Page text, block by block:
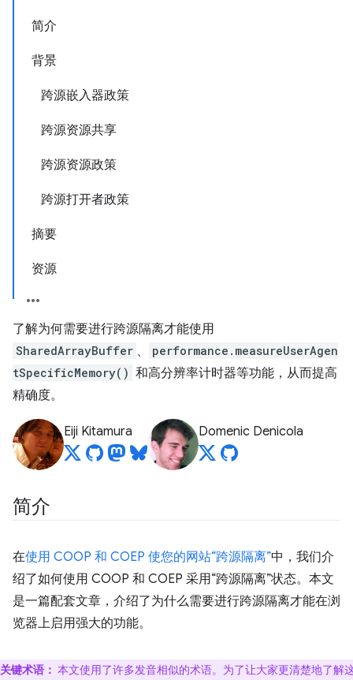
简介
背景
跨源嵌入器政策
跨源资源共享
跨源资源政策
跨源打开者政策
摘要
资源
了解为何需要进行跨源隔离才能使用
SharedArrayBuffer 、
performance.measureUserAgen
tSpecificMemory() 和高分辨率计时器等功能，从而提高
精确度。
Eiji Kitamura Domenic Denicola
简介
在使用 COOP 和 COEP 使您的网站“跨源隔离”中，我们介
绍了如何使用 COOP 和 COEP 采用“跨源隔离”状态。本文
是一篇配套文章，介绍了为什么需要进行跨源隔离才能在浏
览器上启用强大的功能。
关键术语： 本文使用了许多发音相似的术语。为了让大家更清楚地了解